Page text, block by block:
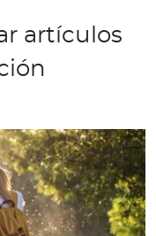
artículos